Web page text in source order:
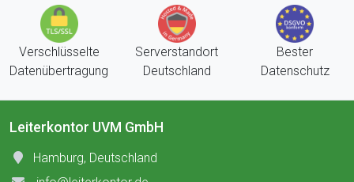
Verschlüsselte
Datenübertragung
Serverstandort
Deutschland
Bester
Datenschutz
Leiterkontor UVM GmbH
Hamburg, Deutschland